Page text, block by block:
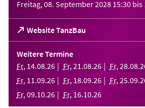
Freitag, 08. September 2028 15:30 bis
Website TanzBau
(Öffnet
in
einem
neuen
Tab)
Weitere Termine
Fr, 14.08.26 Fr, 21 .08.26 Fr, 28.08.
Fr, 11 .09.26 Fr, 18.09.26 Fr, 25.09.
Fr, 09.10.26 Fr, 16.10.26